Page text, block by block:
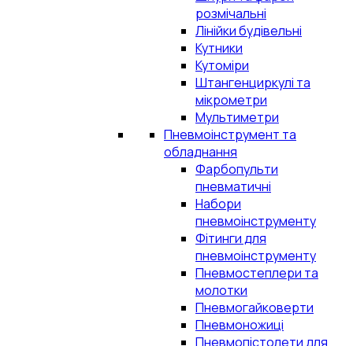
розмічальні
Лінійки будівельні
Кутники
Кутоміри
Штангенциркулі та
мікрометри
Мультиметри
Пневмоінструмент та
обладнання
Фарбопульти
пневматичні
Набори
пневмоінструменту
Фітинги для
пневмоінструменту
Пневмостеплери та
молотки
Пневмогайковерти
Пневмоножиці
Пневмопістолети для